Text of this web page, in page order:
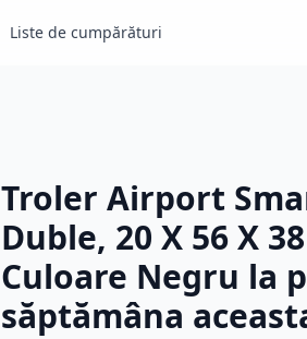
Liste de cumpărături
Troler Airport
Duble, 20 X 56 X
Culoare Negru la
săptămâna